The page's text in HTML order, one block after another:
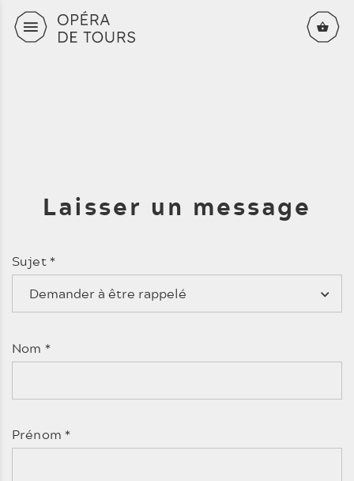
Aller au contenu principal
Laisser un message
Sujet*
Demander à être rappelé
Nom *
Prénom*